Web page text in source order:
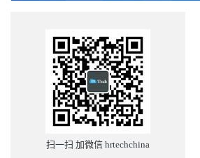
扫一扫 加微信 hrtechchina